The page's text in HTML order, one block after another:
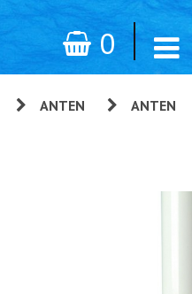
0
ANTEN
ANTEN